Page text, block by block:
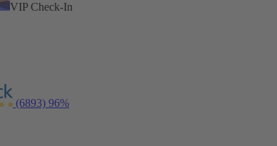
VIP Check-In
(6893) 96%